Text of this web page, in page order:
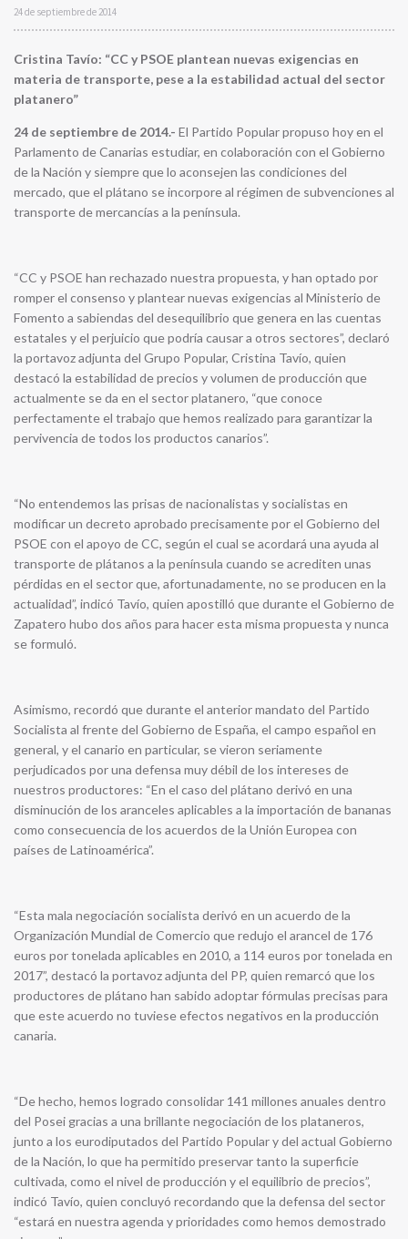
24 de septiembre de 2014
Cristina Tavío: “CC y PSOE plantean nuevas exigencias en
materia de transporte, pese a la estabilidad actual del sector
platanero”
24 de septiembre de 2014.- El Partido Popular propuso hoy en el
Parlamento de Canarias estudiar, en colaboración con el Gobierno
de la Nación y siempre que lo aconsejen las condiciones del
mercado, que el plátano se incorpore al régimen de subvenciones al
transporte de mercancías a la península.
“CC y PSOE han rechazado nuestra propuesta, y han optado por
romper el consenso y plantear nuevas exigencias al Ministerio de
Fomento a sabiendas del desequilibrio que genera en las cuentas
estatales y el perjuicio que podría causar a otros sectores”, declaró
la portavoz adjunta del Grupo Popular, Cristina Tavío, quien
destacó la estabilidad de precios y volumen de producción que
actualmente se da en el sector platanero, “que conoce
perfectamente el trabajo que hemos realizado para garantizar la
pervivencia de todos los productos canarios”.
“No entendemos las prisas de nacionalistas y socialistas en
modificar un decreto aprobado precisamente por el Gobierno del
PSOE con el apoyo de CC, según el cual se acordará una ayuda al
transporte de plátanos a la península cuando se acrediten unas
pérdidas en el sector que, afortunadamente, no se producen en la
actualidad”, indicó Tavío, quien apostilló que durante el Gobierno de
Zapatero hubo dos años para hacer esta misma propuesta y nunca
se formuló.
Asimismo, recordó que durante el anterior mandato del Partido
Socialista al frente del Gobierno de España, el campo español en
general, y el canario en particular, se vieron seriamente
perjudicados por una defensa muy débil de los intereses de
nuestros productores: “En el caso del plátano derivó en una
disminución de los aranceles aplicables a la importación de bananas
como consecuencia de los acuerdos de la Unión Europea con
países de Latinoamérica”.
“Esta mala negociación socialista derivó en un acuerdo de la
Organización Mundial de Comercio que redujo el arancel de 176
euros por tonelada aplicables en 2010, a 114 euros por tonelada en
2017”, destacó la portavoz adjunta del PP, quien remarcó que los
productores de plátano han sabido adoptar fórmulas precisas para
que este acuerdo no tuviese efectos negativos en la producción
canaria.
“De hecho, hemos logrado consolidar 141 millones anuales dentro
del Posei gracias a una brillante negociación de los plataneros,
junto a los eurodiputados del Partido Popular y del actual Gobierno
de la Nación, lo que ha permitido preservar tanto la superficie
cultivada, como el nivel de producción y el equilibrio de precios”,
indicó Tavío, quien concluyó recordando que la defensa del sector
“estará en nuestra agenda y prioridades como hemos demostrado